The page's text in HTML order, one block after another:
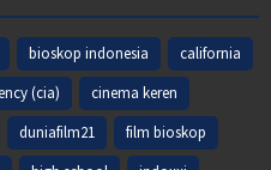
bioskop indonesia
california
(cia)
cinema keren
duniafilm21
film bioskop